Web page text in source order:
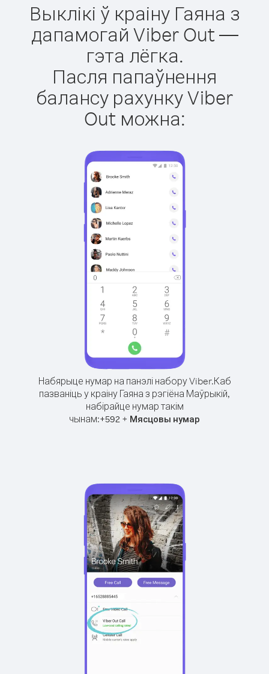
Выклікі ў краіну Гаяна з
дапамогай Viber Out —
гэта лёгка.
Пасля папаўнення
балансу рахунку Viber
Out можна:
Набярыце нумар на панэлі набору Viber.Каб
пазваніць у краіну Гаяна з рэгіёна Маўрыкій,
набірайце нумар такім
чынам:+592 + Мясцовы нумар